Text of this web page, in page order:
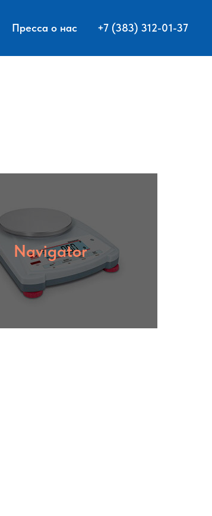
Пресса о нас +7 (383) 312-01-37
Navigator